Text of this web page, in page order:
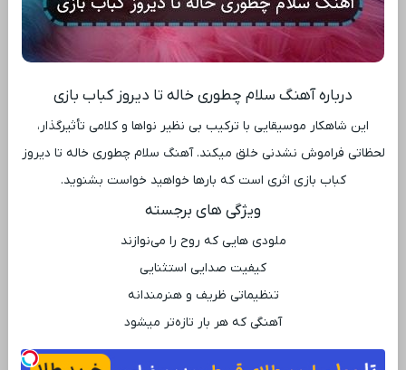
درباره آهنگ سلام چطوری خاله تا دیروز کباب بازی
این شاهکار موسیقایی با ترکیب بی ‌نظیر نواها و کلامی تأثیرگذار،
لحظاتی فراموش ‌نشدنی خلق میکند. آهنگ سلام چطوری خاله تا دیروز
کباب بازی اثری است که بارها خواهید خواست بشنوید.
ویژگی ‌های برجسته
ملودی ‌هایی که روح را می‌نوازند
کیفیت صدایی استثنایی
تنظیماتی ظریف و هنرمندانه
آهنگی که هر بار تازه‌تر میشود